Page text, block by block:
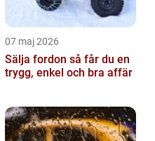
07 maj 2026
Sälja fordon så får du en
trygg, enkel och bra affär